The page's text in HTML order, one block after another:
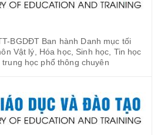
BGDĐT Ban hành Danh mục tối
Vật lý, Hóa học, Sinh học, Tin học
học phổ thông chuyên